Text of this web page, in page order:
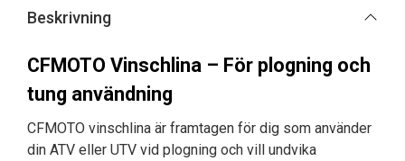
Beskrivning
CFMOTO Vinschlina – För plogning och
tung användning
CFMOTO vinschlina är framtagen för dig som använder
din ATV eller UTV vid plogning och vill undvika